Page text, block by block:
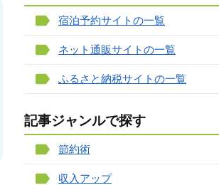
宿泊予約サイトの一覧
ネット通販サイトの一覧
ふるさと納税サイトの一覧
記事ジャンルで探す
節約術
収入アップ